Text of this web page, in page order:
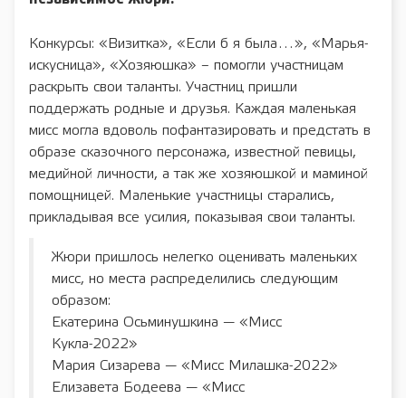
Конкурсы: «Визитка», «Если б я была…», «Марья-
искусница», «Хозяюшка» – помогли участницам
раскрыть свои таланты. Участниц пришли
поддержать родные и друзья. Каждая маленькая
мисс могла вдоволь пофантазировать и предстать в
образе сказочного персонажа, известной певицы,
медийной личности, а так же хозяюшкой и маминой
помощницей. Маленькие участницы старались,
прикладывая все усилия, показывая свои таланты.
Жюри пришлось нелегко оценивать маленьких
мисс, но места распределились следующим
образом:
Екатерина Осьминушкина — «Мисс
Кукла-2022»
Мария Сизарева — «Мисс Милашка-2022»
Елизавета Бодеева — «Мисс